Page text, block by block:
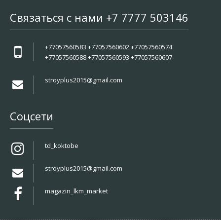
Связаться с нами +7 7777 503146
+77057560583 +77057560602 +77057560574
+77057560588 +77057560593 +77057560607
stroyplus2015@gmail.com
Соцсети
td_koktobe
stroyplus2015@gmail.com
magazin_lkm_market